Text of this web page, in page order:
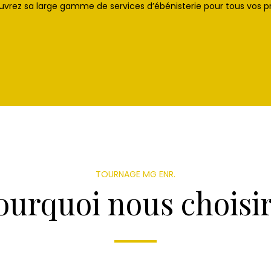
sa large gamme de services d’ébénisterie pour tous vos
TOURNAGE MG ENR.
nous